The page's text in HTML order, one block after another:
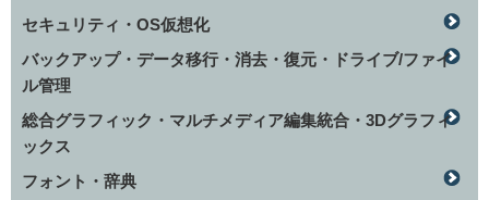
セキュリティ・OS仮想化
バックアップ・データ移行・消去・復元・ドライブ/ファイ
ル管理
総合グラフィック・マルチメディア編集統合・3Dグラフィ
ックス
フォント・辞典